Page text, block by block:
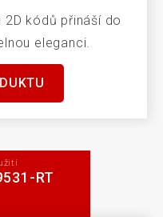
kódů přináší do
eleganci.
RT